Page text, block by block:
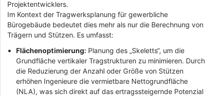
Projektentwicklers.
Im Kontext der Tragwerksplanung für gewerbliche
Bürogebäude bedeutet dies mehr als nur die Berechnung von
Trägern und Stützen. Es umfasst:
Flächenoptimierung:Planung des „Skeletts“, um die
Grundfläche vertikaler Tragstrukturen zu minimieren. Durch
die Reduzierung der Anzahl oder Größe von Stützen
erhöhen Ingenieure die vermietbare Nettogrundfläche
(NLA), was sich direkt auf das ertragssteigernde Potenzial